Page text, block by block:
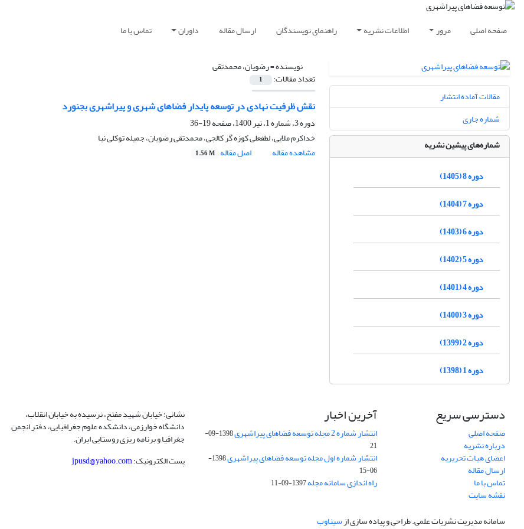
صفحه اصلی مرور اطلاعات نشریه راهنمای نویسندگان ارسال مقاله داوران تماس با ما
نویسنده =رضویان، محمدتقی
تعداد مقالات: 1
نقش ظرفیت نهادی در توسعه پایدار فضاهای شهری و پیراشهری بجنورد
دوره 3، شماره 1، تیر 1400، صفحه
19-36
خداکرم ملایی، لطفعلی کوزه گر کالجی، محمدتقی رضویان، جمیله توکلی نیا
مشاهده مقاله
اصل مقاله 1.56 M
مقالات آماده انتشار
شماره جاری
شماره‌های پیشین نشریه
دوره 8 (1405)
دوره 7 (1404)
دوره 6 (1403)
دوره 5 (1402)
دوره 4 (1401)
دوره 3 (1400)
دوره 2 (1399)
دوره 1 (1398)
دسترسی سریع
صفحه اصلی
درباره نشریه
اعضای هیات تحریریه
ارسال مقاله
تماس با ما
نقشه سایت
آخرین اخبار
انتشار شماره 2 مجله توسعه فضاهای پیراشهری
1398-09-
21
انتشار شماره اول مجله توسعه فضاهای پیراشهری
1398-
06-15
راه اندازی سامانه مجله1397-09-11
نشانی: خیابان شهید مفتح، نرسیده به خیابان انقلاب،
دانشگاه خوارزمی، دانشکده علوم جغرافیایی، دفتر انجمن
جغرافیا و برنامه ریزی روستایی ایران.
پست الکترونیک:jpusd@yahoo.com
سامانه مدیریت نشریات علمی.طراحی و پیاده سازی ازسیناوب